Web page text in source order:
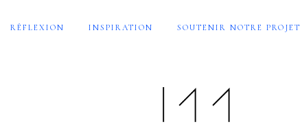
RÉFLEXION INSPIRATION SOUTENIR NOTRE PROJET